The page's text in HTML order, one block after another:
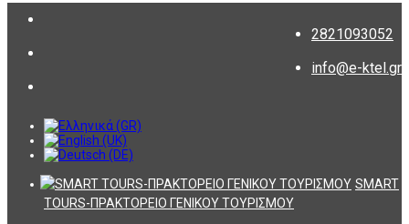
2821093052
info@e-ktel.gr
SMART
TOURS-ΠΡΑΚΤΟΡΕΙΟ ΓΕΝΙΚΟΥ ΤΟΥΡΙΣΜΟΥ